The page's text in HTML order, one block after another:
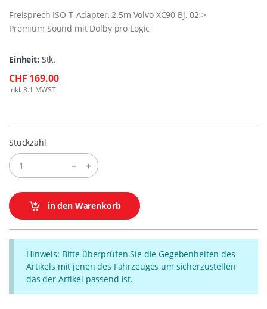
Freisprech ISO T-Adapter, 2.5m Volvo XC90 Bj. 02 >
Premium Sound mit Dolby pro Logic
Einheit: Stk.
CHF 169.00
inkl. 8.1 MWST
Stückzahl
in den Warenkorb
Hinweis: Bitte überprüfen Sie die Gegebenheiten des
Artikels mit jenen des Fahrzeuges um sicherzustellen
das der Artikel passend ist.